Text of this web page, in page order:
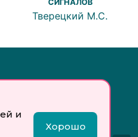
и
Хорошо
СИГНАЛОВ
Тверецкий М.С.